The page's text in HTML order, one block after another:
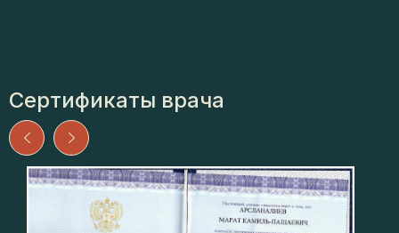
«Дентал Эдюкейшн». Дмитрий Николаев, «Основные
ошибки препарирования», 2024 г.
Сертификаты врача